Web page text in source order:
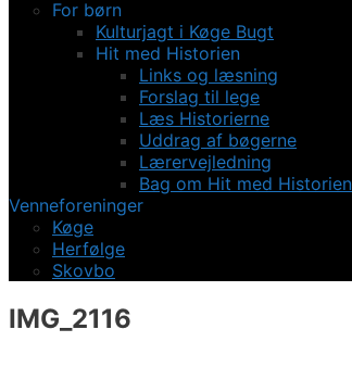
For børn
Kulturjagt i Køge Bugt
Hit med Historien
Links og læsning
Forslag til lege
Læs Historierne
Uddrag af bøgerne
Lærervejledning
Bag om Hit med Historien
Venneforeninger
Køge
Herfølge
Skovbo
IMG_2116